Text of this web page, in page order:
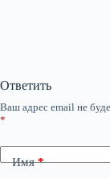
Ответить
Ваш адрес email не
*
Имя*